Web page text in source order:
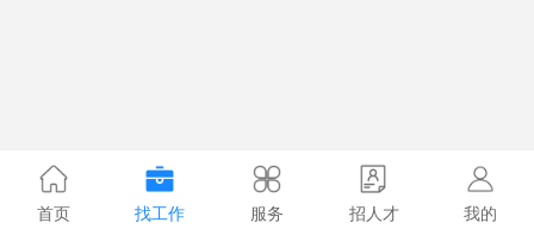
首页 找工作 服务 招人才 我的